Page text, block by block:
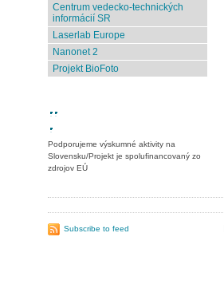
Centrum vedecko-technických
informácií SR
Laserlab Europe
Nanonet 2
Projekt BioFoto
Podporujeme výskumné aktivity na
Slovensku/Projekt je spolufinancovaný zo
zdrojov EÚ
Subscribe to feed